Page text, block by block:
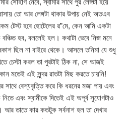
তো আর লেঙ্গটা থাকার উপায় নেই অতএব
হবে হোটেলের র”মে, কেন আমি একটা
বঞ্চিত হব, বললেই হল। কথাটা ভেবে নিজ মনে
ছিল না বাইরে থেকে। আসলে তনিমা যে শুধু
চেস্টা করল তা পুরটাই ঠিক না, সে আজই
মতেই এই সুন্দর রাতটা মিছ করতে চায়নি!
সাথে বেশ্যবৃত্তি করে কি ধরনের মজা পায় এবং
এবং স্বামীকে দিতেই এই অপূর্ব সুযোগটাও
তাতে কার কতটুক সর্বনাশ হল তা দেখার